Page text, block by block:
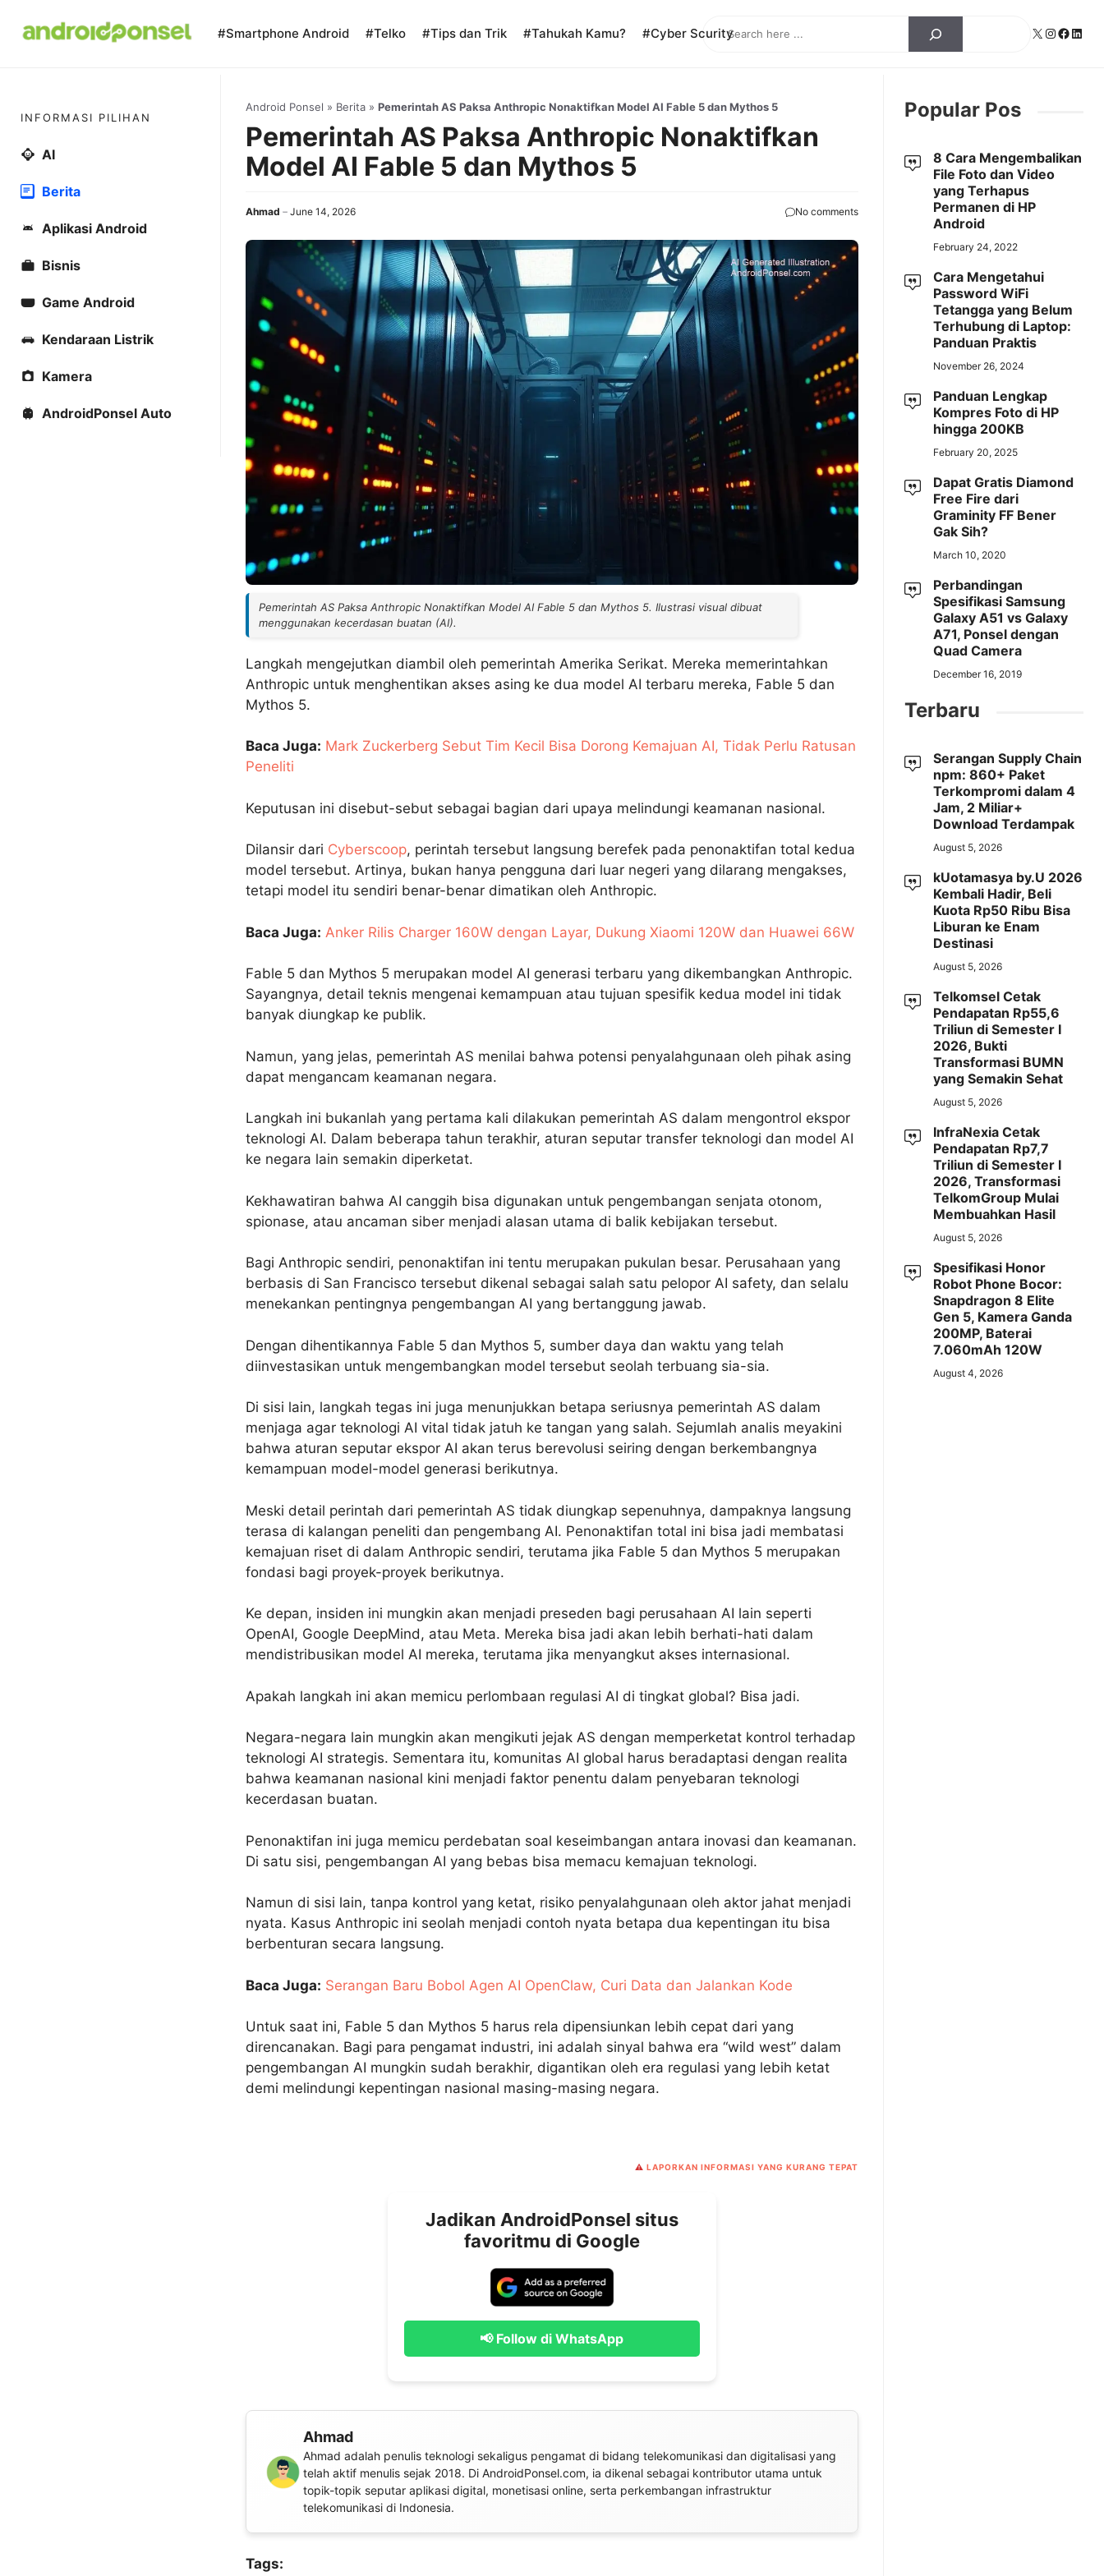
Search X Instagram
#Smartphone Android #Telko #Tips dan Trik #Tahukah Kamu? #Cyber Scurity
Android Ponsel » Berita» Pemerintah AS Paksa Anthropic Nonaktifkan Model AI Fable 5 dan Mythos 5
Pemerintah AS Paksa Anthropic Nonaktifkan
Model AI Fable 5 dan Mythos 5
Ahmad June 14, 2026 No comments
Pemerintah AS Paksa Anthropic Nonaktifkan Model AI Fable 5 dan Mythos 5. Ilustrasi visual dibuat
menggunakan kecerdasan buatan (AI).
Langkah mengejutkan diambil oleh pemerintah Amerika Serikat. Mereka memerintahkan
Anthropic untuk menghentikan akses asing ke dua model AI terbaru mereka, Fable 5 dan
Mythos 5.
Baca Juga: Mark Zuckerberg Sebut Tim Kecil Bisa Dorong Kemajuan AI, Tidak Perlu Ratusan
Peneliti
Keputusan ini disebut-sebut sebagai bagian dari upaya melindungi keamanan nasional.
Dilansir dari Cyberscoop, perintah tersebut langsung berefek pada penonaktifan total kedua
model tersebut. Artinya, bukan hanya pengguna dari luar negeri yang dilarang mengakses,
tetapi model itu sendiri benar-benar dimatikan oleh Anthropic.
Baca Juga: Anker Rilis Charger 160W dengan Layar, Dukung Xiaomi 120W dan Huawei 66W
Fable 5 dan Mythos 5 merupakan model AI generasi terbaru yang dikembangkan Anthropic.
Sayangnya, detail teknis mengenai kemampuan atau tujuan spesifik kedua model ini tidak
banyak diungkap ke publik.
Namun, yang jelas, pemerintah AS menilai bahwa potensi penyalahgunaan oleh pihak asing
dapat mengancam keamanan negara.
Langkah ini bukanlah yang pertama kali dilakukan pemerintah AS dalam mengontrol ekspor
teknologi AI. Dalam beberapa tahun terakhir, aturan seputar transfer teknologi dan model AI
ke negara lain semakin diperketat.
Kekhawatiran bahwa AI canggih bisa digunakan untuk pengembangan senjata otonom,
spionase, atau ancaman siber menjadi alasan utama di balik kebijakan tersebut.
Bagi Anthropic sendiri, penonaktifan ini tentu merupakan pukulan besar. Perusahaan yang
berbasis di San Francisco tersebut dikenal sebagai salah satu pelopor AI safety, dan selalu
menekankan pentingnya pengembangan AI yang bertanggung jawab.
Dengan dihentikannya Fable 5 dan Mythos 5, sumber daya dan waktu yang telah
diinvestasikan untuk mengembangkan model tersebut seolah terbuang sia-sia.
Di sisi lain, langkah tegas ini juga menunjukkan betapa seriusnya pemerintah AS dalam
menjaga agar teknologi AI vital tidak jatuh ke tangan yang salah. Sejumlah analis meyakini
bahwa aturan seputar ekspor AI akan terus berevolusi seiring dengan berkembangnya
kemampuan model-model generasi berikutnya.
Meski detail perintah dari pemerintah AS tidak diungkap sepenuhnya, dampaknya langsung
terasa di kalangan peneliti dan pengembang AI. Penonaktifan total ini bisa jadi membatasi
kemajuan riset di dalam Anthropic sendiri, terutama jika Fable 5 dan Mythos 5 merupakan
fondasi bagi proyek-proyek berikutnya.
Ke depan, insiden ini mungkin akan menjadi preseden bagi perusahaan AI lain seperti
OpenAI, Google DeepMind, atau Meta. Mereka bisa jadi akan lebih berhati-hati dalam
mendistribusikan model AI mereka, terutama jika menyangkut akses internasional.
Apakah langkah ini akan memicu perlombaan regulasi AI di tingkat global? Bisa jadi.
Negara-negara lain mungkin akan mengikuti jejak AS dengan memperketat kontrol terhadap
teknologi AI strategis. Sementara itu, komunitas AI global harus beradaptasi dengan realita
bahwa keamanan nasional kini menjadi faktor penentu dalam penyebaran teknologi
kecerdasan buatan.
Penonaktifan ini juga memicu perdebatan soal keseimbangan antara inovasi dan keamanan.
Di satu sisi, pengembangan AI yang bebas bisa memacu kemajuan teknologi.
Namun di sisi lain, tanpa kontrol yang ketat, risiko penyalahgunaan oleh aktor jahat menjadi
nyata. Kasus Anthropic ini seolah menjadi contoh nyata betapa dua kepentingan itu bisa
berbenturan secara langsung.
Baca Juga: Serangan Baru Bobol Agen AI OpenClaw, Curi Data dan Jalankan Kode
Untuk saat ini, Fable 5 dan Mythos 5 harus rela dipensiunkan lebih cepat dari yang
direncanakan. Bagi para pengamat industri, ini adalah sinyal bahwa era “wild west” dalam
pengembangan AI mungkin sudah berakhir, digantikan oleh era regulasi yang lebih ketat
demi melindungi kepentingan nasional masing-masing negara.
⚠️ LAPORKAN INFORMASI YANG KURANG TEPAT
Jadikan AndroidPonsel situs
favoritmu di Google
📢 Follow di WhatsApp
Ahmad
Ahmad adalah penulis teknologi sekaligus pengamat di bidang telekomunikasi dan digitalisasi yang
telah aktif menulis sejak 2018. Di AndroidPonsel.com, ia dikenal sebagai kontributor utama untuk
topik-topik seputar aplikasi digital, monetisasi online, serta perkembangan infrastruktur
telekomunikasi di Indonesia.
Tags:
INFORMASI PILIHAN
AI
Berita
Aplikasi Android
Bisnis
Game Android
Kendaraan Listrik
Kamera
AndroidPonsel Auto
Popular Pos
8 Cara Mengembalikan
File Foto dan Video
yang Terhapus
Permanen di HP
Android
February 24, 2022
Cara Mengetahui
Password WiFi
Tetangga yang Belum
Terhubung di Laptop:
Panduan Praktis
November 26, 2024
Panduan Lengkap
Kompres Foto di HP
hingga 200KB
February 20, 2025
Dapat Gratis Diamond
Free Fire dari
Graminity FF Bener
Gak Sih?
March 10, 2020
Perbandingan
Spesifikasi Samsung
Galaxy A51 vs Galaxy
A71, Ponsel dengan
Quad Camera
December 16, 2019
Terbaru
Serangan Supply Chain
npm: 860+ Paket
Terkompromi dalam 4
Jam, 2 Miliar+
Download Terdampak
August 5, 2026
kUotamasya by.U 2026
Kembali Hadir, Beli
Kuota Rp50 Ribu Bisa
Liburan ke Enam
Destinasi
August 5, 2026
Telkomsel Cetak
Pendapatan Rp55,6
Triliun di Semester I
2026, Bukti
Transformasi BUMN
yang Semakin Sehat
August 5, 2026
InfraNexia Cetak
Pendapatan Rp7,7
Triliun di Semester I
2026, Transformasi
TelkomGroup Mulai
Membuahkan Hasil
August 5, 2026
Spesifikasi Honor
Robot Phone Bocor:
Snapdragon 8 Elite
Gen 5, Kamera Ganda
200MP, Baterai
7.060mAh 120W
August 4, 2026